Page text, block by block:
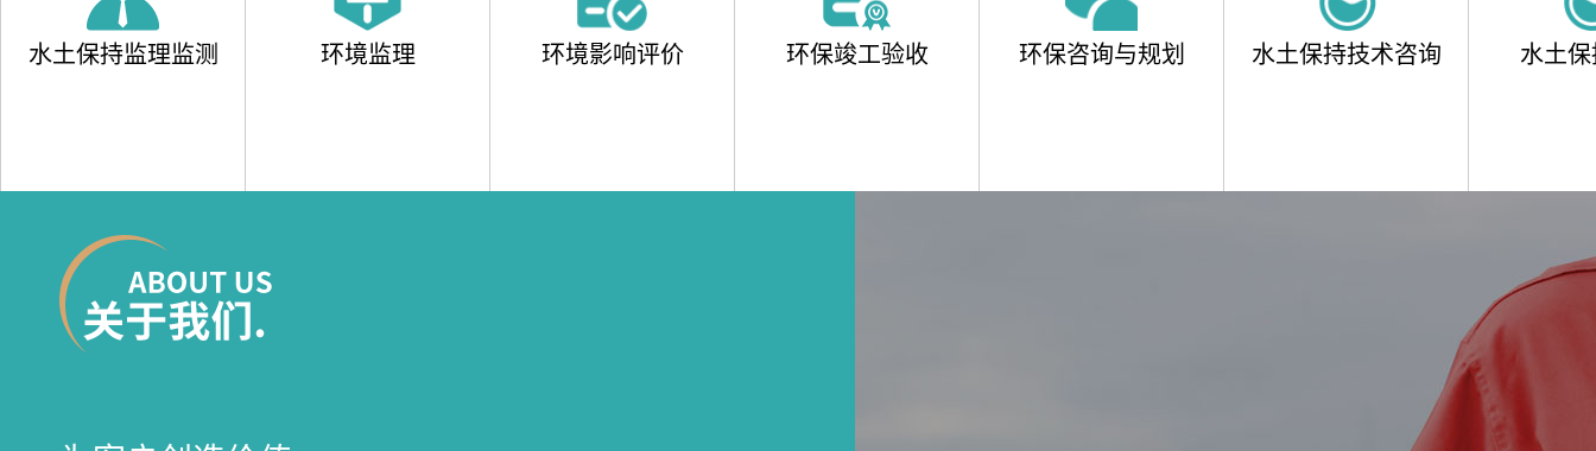
水土保持监理监测 环境监理 环境影响评价 环保竣工验收 环保咨询与规划 水土保持技术咨询 水土